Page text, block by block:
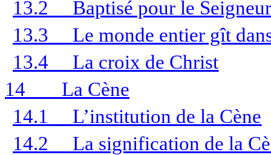
13.2
Baptisé pour le
13.3
Le monde entier gît
13.4
La croix de Christ
14
La Cène
14.1
L’institution de la Cène
14.2
La signification de la